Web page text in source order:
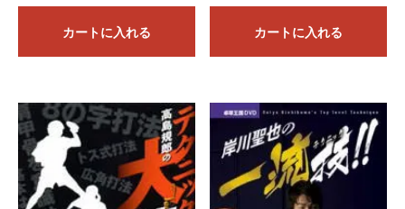
カートに入れる カートに入れる
すべての商品が揃った時点でのご発送となります。実店舗や
いる場合でも在庫切れしていることもございますことをご了
承ください。
ある商品をご注文いただいた場合は、15時現在当社に在庫が
あれば、基本的に即日ご発送を予定しております。
閉じる